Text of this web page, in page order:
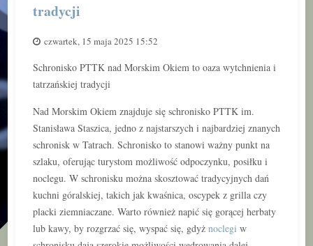
tradycji
czwartek, 15 maja 2025 15:52
Schronisko PTTK nad Morskim Okiem to oaza wytchnienia i
tatrzańskiej tradycji
Nad Morskim Okiem znajduje się schronisko PTTK im.
Stanisława Staszica, jedno z najstarszych i najbardziej znanych
schronisk w Tatrach. Schronisko to stanowi ważny punkt na
szlaku, oferując turystom możliwość odpoczynku, posiłku i
noclegu. W schronisku można skosztować tradycyjnych dań
kuchni góralskiej, takich jak kwaśnica, oscypek z grilla czy
placki ziemniaczane. Warto również napić się gorącej herbaty
lub kawy, by rozgrzać się, wyspać się, gdyż noclegi w